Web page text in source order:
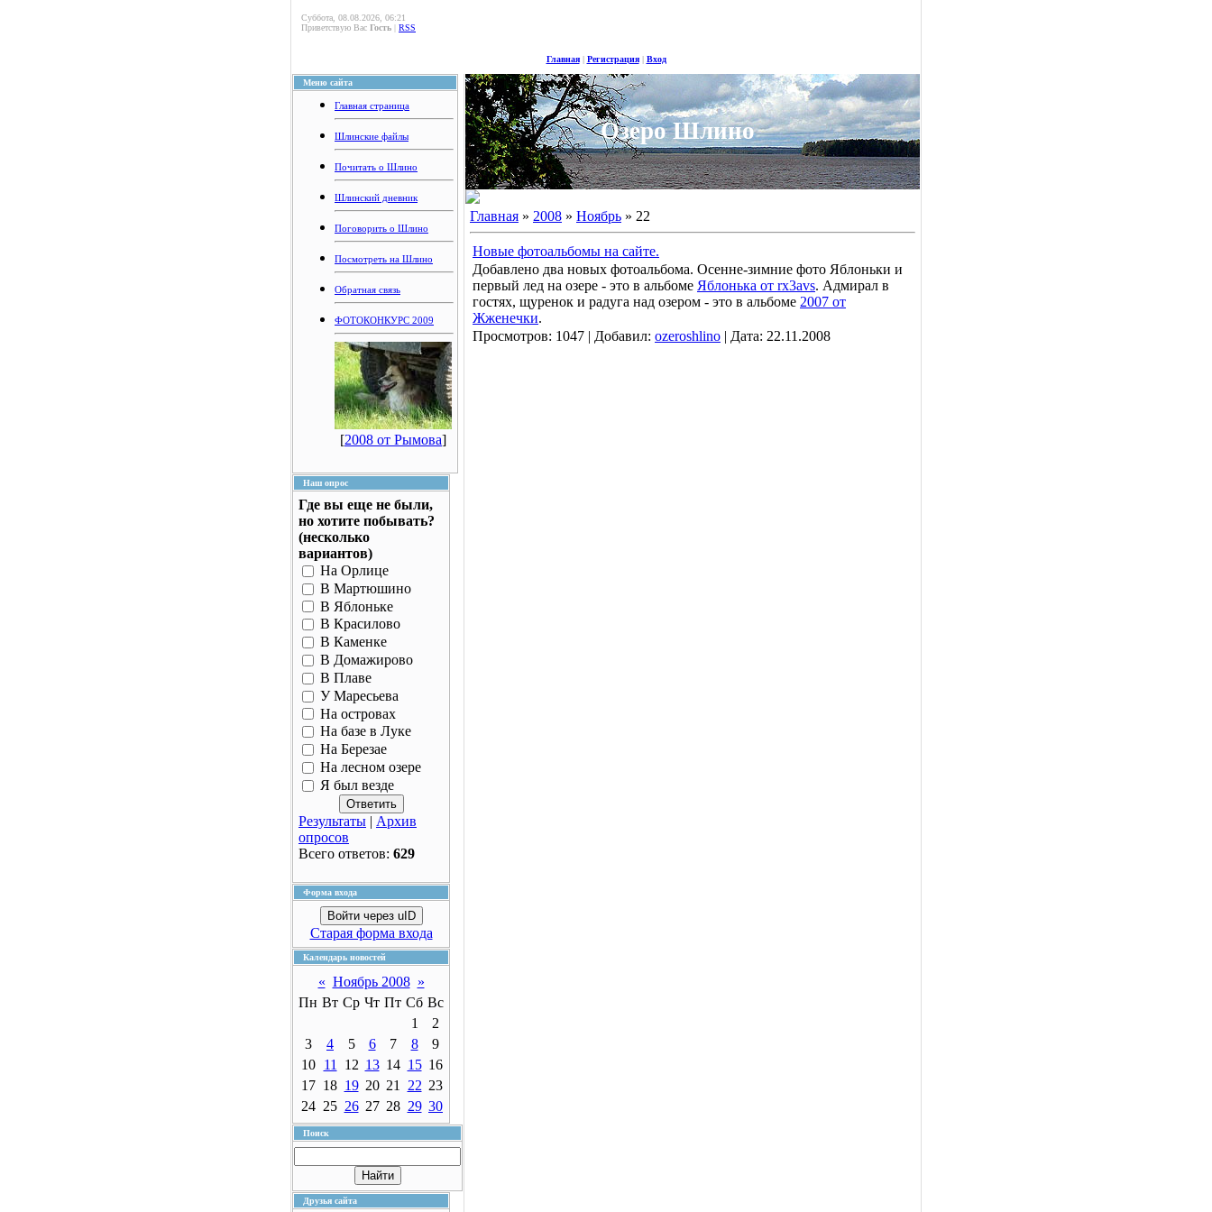
Суббота, 08.08.2026, 06:21
Приветствую Вас Гость | RSS
Главная| Регистрация| Вход
Меню сайта
Главная страница
Шлинские файлы
Почитать о Шлино
Шлинский дневник
Поговорить о Шлино
Посмотреть на Шлино
Обратная связь
ФОТОКОНКУРС 2009
[2008 от Рымова]
Наш опрос
Где вы еще не были,
но хотите побывать?
(несколько
вариантов)
На Орлице
В Мартюшино
В Яблоньке
В Красилово
В Каменке
В Домажирово
В Плаве
У Маресьева
На островах
На базе в Луке
На Березае
На лесном озере
Я был везде
Результаты | Архив
опросов
Всего ответов: 629
Форма входа
Войти через uID
Старая форма входа
Календарь новостей
« Ноябрь 2008 »
Пн Вт Ср Чт Пт Сб Вс
1
2
3
4 5 6 7 8
9
10
11 12 13 14 15 16
17 18 19 20 21 22 23
24 25 26 27 28 29 30
Поиск
Друзья сайта
Озеро Шлино
Главная » 2008 » Ноябрь » 22
Новые фотоальбомы на сайте.
Добавлено два новых фотоальбома. Осенне-зимние фото Яблоньки и
первый лед на озере - это в альбоме Яблонька от rx3avs. Адмирал в
гостях, щуренок и радуга над озером - это в альбоме 2007 от
Жженечки.
Просмотров: 1047 | Добавил: ozeroshlino | Дата: 22.11.2008